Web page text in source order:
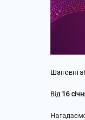
Шановні
Від 16